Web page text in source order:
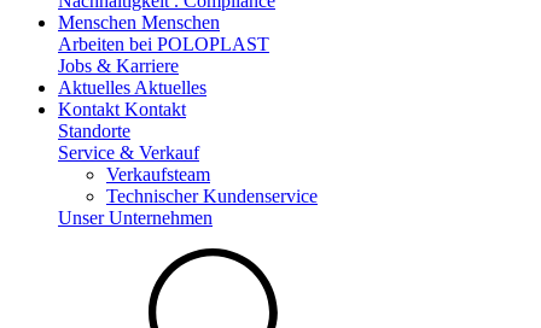
Menschen Menschen
Arbeiten bei POLOPLAST
Jobs & Karriere
Aktuelles Aktuelles
Kontakt Kontakt
Standorte
Service & Verkauf
Verkaufsteam
Technischer Kundenservice
Unser Unternehmen